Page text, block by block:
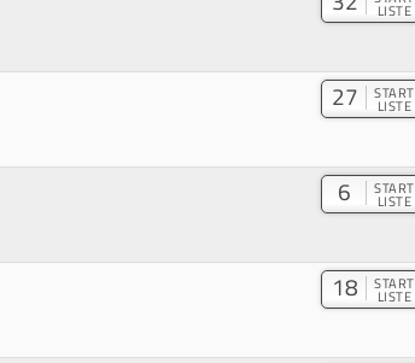
LISTE
27 START
LISTE
6 START
LISTE
18 START
LISTE